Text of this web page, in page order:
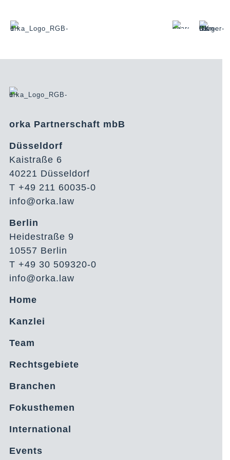
orka Partnerschaft mbB
Düsseldorf
Kaistraße 6
40221 Düsseldorf
T +49 211 60035-0
info@orka.law
Berlin
Heidestraße 9
10557 Berlin
T +49 30 509320-0
info@orka.law
Home
Kanzlei
Team
Rechtsgebiete
Branchen
Fokusthemen
International
Events